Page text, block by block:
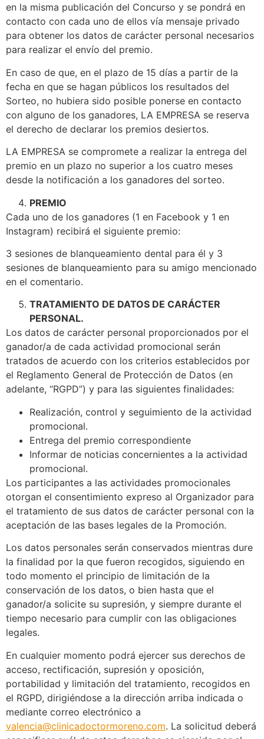
en la misma publicación del Concurso y se pondrá en
contacto con cada uno de ellos vía mensaje privado
para obtener los datos de carácter personal necesarios
para realizar el envío del premio.
En caso de que, en el plazo de 15 días a partir de la
fecha en que se hagan públicos los resultados del
Sorteo, no hubiera sido posible ponerse en contacto
con alguno de los ganadores, LA EMPRESA se reserva
el derecho de declarar los premios desiertos.
LA EMPRESA se compromete a realizar la entrega del
premio en un plazo no superior a los cuatro meses
desde la notificación a los ganadores del sorteo.
PREMIO
Cada uno de los ganadores (1 en Facebook y 1 en
Instagram) recibirá el siguiente premio:
3 sesiones de blanqueamiento dental para él y 3
sesiones de blanqueamiento para su amigo mencionado
en el comentario.
TRATAMIENTO DE DATOS DE CARÁCTER
PERSONAL.
Los datos de carácter personal proporcionados por el
ganador/a de cada actividad promocional serán
tratados de acuerdo con los criterios establecidos por
el Reglamento General de Protección de Datos (en
adelante, “RGPD”) y para las siguientes finalidades:
Realización, control y seguimiento de la actividad
promocional.
Entrega del premio correspondiente
Informar de noticias concernientes a la actividad
promocional.
Los participantes a las actividades promocionales
otorgan el consentimiento expreso al Organizador para
el tratamiento de sus datos de carácter personal con la
aceptación de las bases legales de la Promoción.
Los datos personales serán conservados mientras dure
la finalidad por la que fueron recogidos, siguiendo en
todo momento el principio de limitación de la
conservación de los datos, o bien hasta que el
ganador/a solicite su supresión, y siempre durante el
tiempo necesario para cumplir con las obligaciones
legales.
En cualquier momento podrá ejercer sus derechos de
acceso, rectificación, supresión y oposición,
portabilidad y limitación del tratamiento, recogidos en
el RGPD, dirigiéndose a la dirección arriba indicada o
mediante correo electrónico a
valencia@clinicadoctormoreno.com. La solicitud deberá